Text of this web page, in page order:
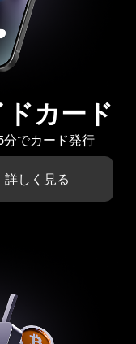
カード
でカード発行
詳しく見る